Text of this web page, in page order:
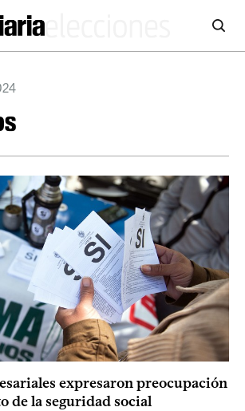
expresaron preocupación
de la seguridad social